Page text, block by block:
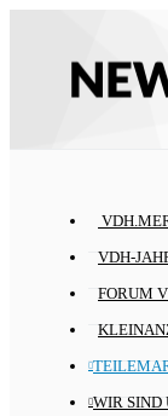
VDH-
FORUM
WIR SIND